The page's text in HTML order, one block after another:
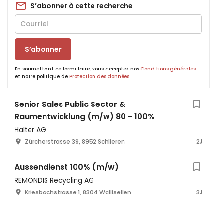
S’abonner à cette recherche
S’abonner
En soumettant ce formulaire, vous acceptez nos Conditions générales
et notre politique de Protection des données.
Senior Sales Public Sector &
Raumentwicklung (m/w) 80 - 100%
Halter AG
Zürcherstrasse 39, 8952 Schlieren 2J
Aussendienst 100% (m/w)
REMONDIS Recycling AG
Kriesbachstrasse 1, 8304 Wallisellen 3J